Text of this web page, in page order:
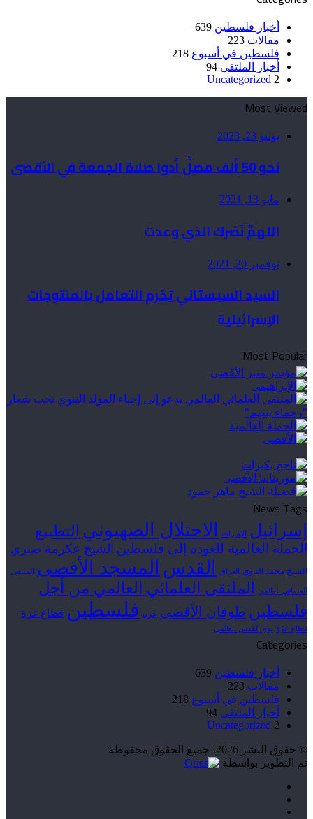
أخبار فلسطين 639
مقالات 223
فلسطين في أسبوع 218
أخبار الملتقى 94
Uncategorized 2
Most Viewed
يونيو 23, 2023
نحو 50 ألف مصلٍّ أدوا صلاة الجمعة في الأقصى
مايو 13, 2021
اللهمَّ نَصْرَك الذي وعدتَ
نوفمبر 20, 2021
السيد السيستاني يُحّرم التعامل بالمنتوجات
الإسرائيلية
Most Popular
News Tags
إسرائيل الإمارات الاحتلال الصهيوني التطبيع
الحملة العالمية للعودة إلى فلسطين الشيخ عكرمة صبري
الشيخ محمد الناوي العراق القدس المسجد الأقصى الملتقى
العلمائي العالمي الملتقى العلمائي العالمي من أجل
فلسطين طوفان الأقصى غزة فلسطين قطاع غزة
قطاع غزّة يوم القدس العالمي
Categories
أخبار فلسطين 639
مقالات 223
فلسطين في أسبوع 218
أخبار الملتقى 94
Uncategorized 2
© حقوق النشر 2026، جميع الحقوق محفوظة
تم التطوير بواسطة